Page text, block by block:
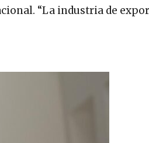
“La industria de